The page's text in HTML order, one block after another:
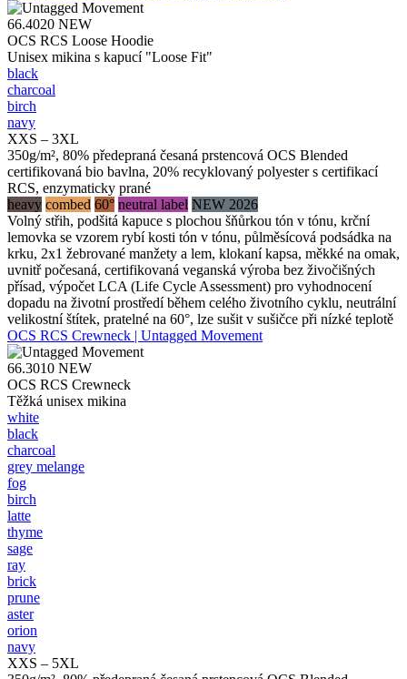
66.4020 NEW
OCS RCS Loose Hoodie
Unisex mikina s kapucí "Loose Fit"
black
charcoal
birch
navy
XXS – 3XL
350g/m², 80% předepraná česaná prstencová OCS Blended
certifikovaná bio bavlna, 20% recyklovaný polyester s certifikací
RCS, enzymaticky prané
heavy combed 60° neutral label NEW 2026
Volný střih, podšitá kapuce s plochou šňůrkou tón v tónu, krční
lemovka se vzorem rybí kosti tón v tónu, půlměsícová podsádka na
krku, 2x1 žebrované manžety a lem, klokaní kapsa, měkké na omak,
uvnitř počesaná, certifikovaná veganská výroba bez živočišných
přísad, výpočet LCA (Life Cycle Assessment) pro vyhodnocení
dopadu na životní prostředí během celého životního cyklu, neutrální
velikostní štítek, pratelné na 60°, lze sušit v sušičce při nízké teplotě
OCS RCS Crewneck | Untagged Movement
66.3010 NEW
OCS RCS Crewneck
Těžká unisex mikina
white
black
charcoal
grey melange
fog
birch
latte
thyme
sage
ray
brick
prune
aster
orion
navy
XXS – 5XL